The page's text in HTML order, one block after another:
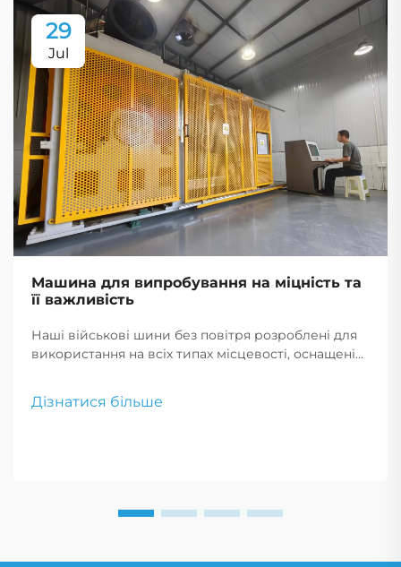
29
Jul
Машина для випробування на міцність та
її важливість
Наші військові шини без повітря розроблені для
використання на всіх типах місцевості, оснащені
міцністю забезпечують максимальну надійність та
Дізнатися більше